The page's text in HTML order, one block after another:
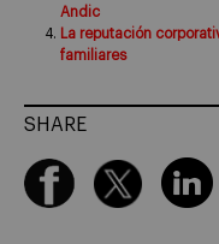
Andic
La reputación
familiares
SHARE